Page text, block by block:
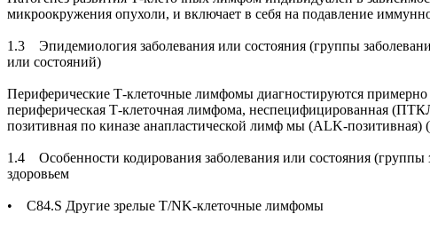
микроокружения опухоли, и включает в себя на подавление
1.3 Эпидемиология заболевания или состояния (группы
или состояний)
Периферические Т-клеточные лимфомы диагностируются
периферическая Т-клеточная лимфома, неспецифицированная
позитивная по киназе анапластической лимф мы (ALK-позитивная)
1.4 Особенности кодирования заболевания или состояния
здоровьем
• C84.S Другие зрелые T/NK-клеточные лимфомы